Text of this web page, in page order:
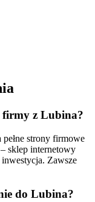
firmy z Lubina?
pełne strony firmowe
sklep internetowy
Zawsze
do Lubina?